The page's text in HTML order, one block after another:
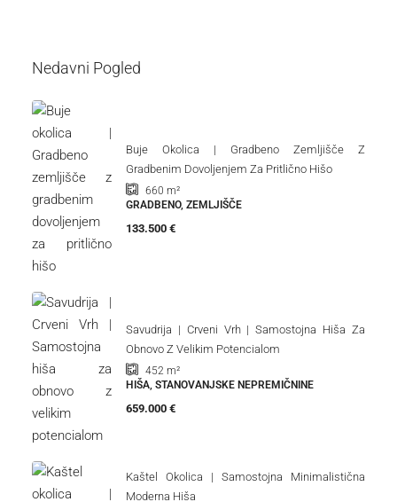
Nedavni Pogled
Buje Okolica | Gradbeno Zemljišče Z
Gradbenim Dovoljenjem Za Pritlično Hišo
660m²
GRADBENO, ZEMLJIŠČE
Savudrija | Crveni Vrh | Samostojna Hiša Za
452m²
Kaštel Okolica | Samostojna Minimalistična